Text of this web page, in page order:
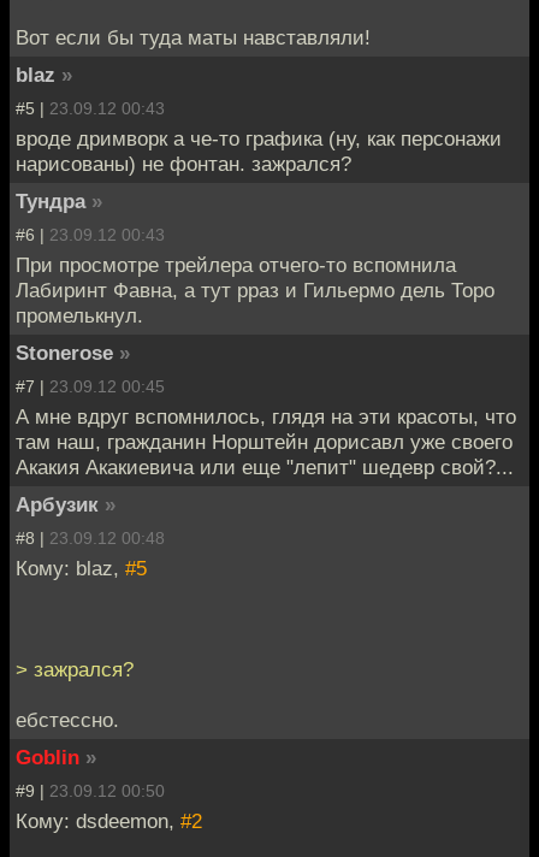
Вот если бы туда маты навставляли!
blaz »
#5 | 23.09.12 00:43
вроде дримворк а че-то графика (ну, как персонажи
нарисованы) не фонтан. зажрался?
Тундра »
#6 | 23.09.12 00:43
При просмотре трейлера отчего-то вспомнила
Лабиринт Фавна, а тут рраз и Гильермо дель Торо
промелькнул.
Stonerose »
#7 | 23.09.12 00:45
А мне вдруг вспомнилось, глядя на эти красоты, что
там наш, гражданин Норштейн дорисавл уже своего
Акакия Акакиевича или еще "лепит" шедевр свой?...
Арбузик »
#8 | 23.09.12 00:48
Кому: blaz, #5
> зажрался?
ебстессно.
Goblin »
#9 | 23.09.12 00:50
Кому: dsdeemon, #2